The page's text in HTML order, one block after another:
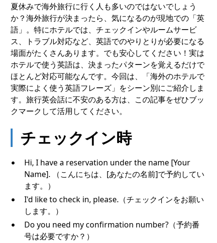
夏休みで海外旅行に行く人も多いのではないでしょう
か？海外旅行が決まったら、気になるのが現地での「英
語」。特にホテルでは、チェックインやルームサービ
ス、トラブル対応など、英語でのやりとりが必要になる
場面がたくさんあります。でも安心してください！実は
ホテルで使う英語は、決まったパターンを覚えるだけで
ほとんど対応可能なんです。今回は、「海外のホテルで
実際によく使う英語フレーズ」をシーン別にご紹介しま
す。旅行英会話に不安のある方は、この記事をぜひブッ
クマークして活用してください。
チェックイン時
Hi, I have a reservation under the name [Your
Name]. （こんにちは、[あなたの名前]で予約してい
ます。）
I'd like to check in, please.（チェックインをお願い
します。）
Do you need my confirmation number?（予約番
号は必要ですか？）